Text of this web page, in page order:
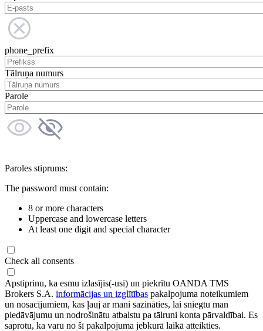
phone_prefix
Tālruņa numurs
Parole
Paroles stiprums:
The password must contain:
8 or more characters
Uppercase and lowercase letters
At least one digit and special character
Check all consents
Apstiprinu, ka esmu izlasījis(-usi) un piekrītu OANDA TMS
Brokers S.A. informācijas un izglītības pakalpojuma noteikumiem
un nosacījumiem, kas ļauj ar mani sazināties, lai sniegtu man
piedāvājumu un nodrošinātu atbalstu pa tālruni konta pārvaldībai. Es
saprotu, ka varu no šī pakalpojuma jebkurā laikā atteikties.